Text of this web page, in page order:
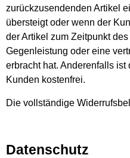
zurückzusendenden Artikel
übersteigt oder wenn der
der Artikel zum Zeitpunkt
Gegenleistung oder eine
erbracht hat. Anderenfalls
Kunden kostenfrei.
Die vollständige
Datenschutz